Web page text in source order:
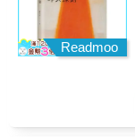
Readmoo